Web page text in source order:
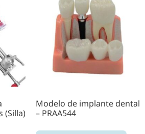
(Silla)
Modelo de implante dental
– PRAA544